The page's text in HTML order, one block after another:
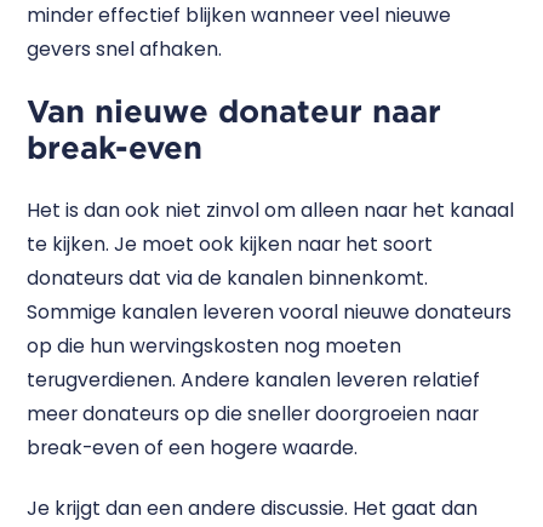
minder effectief blijken wanneer veel nieuwe
gevers snel afhaken.
Van nieuwe donateur naar
break-even
Het is dan ook niet zinvol om alleen naar het kanaal
te kijken. Je moet ook kijken naar het soort
donateurs dat via de kanalen binnenkomt.
Sommige kanalen leveren vooral nieuwe donateurs
op die hun wervingskosten nog moeten
terugverdienen. Andere kanalen leveren relatief
meer donateurs op die sneller doorgroeien naar
break-even of een hogere waarde.
Je krijgt dan een andere discussie. Het gaat dan